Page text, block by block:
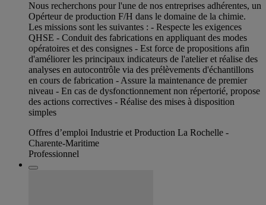
Nous recherchons pour l'une de nos entreprises adhérentes, un
Opérteur de production F/H dans le domaine de la chimie.
Les missions sont les suivantes : - Respecte les exigences
QHSE - Conduit des fabrications en appliquant des modes
opératoires et des consignes - Est force de propositions afin
d'améliorer les principaux indicateurs de l'atelier et réalise des
analyses en autocontrôle via des prélèvements d'échantillons
en cours de fabrication - Assure la maintenance de premier
niveau - En cas de dysfonctionnement non répertorié, propose
des actions correctives - Réalise des mises à disposition
simples
Offres d’emploi Industrie et Production La Rochelle -
Charente-Maritime
Professionnel